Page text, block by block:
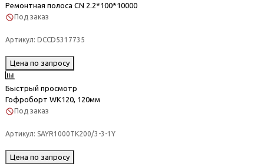
Ремонтная полоса CN 2.2*100*10000
Под заказ
Артикул: DCCD5317735
Цена по запросу
Быстрый просмотр
Гофроборт WK120, 120мм
Под заказ
Артикул: SAYR1000TK200/3-3-1Y
Цена по запросу